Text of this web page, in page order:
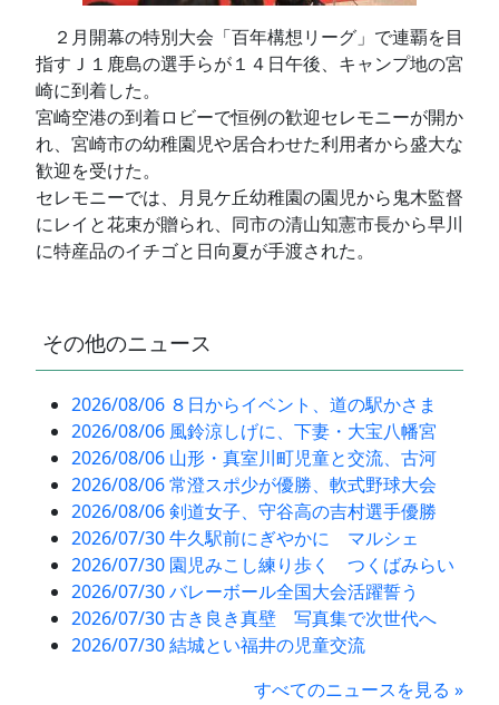
２月開幕の特別大会「百年構想リーグ」で連覇を目
指すＪ１鹿島の選手らが１４日午後、キャンプ地の宮
崎に到着した。
宮崎空港の到着ロビーで恒例の歓迎セレモニーが開か
れ、宮崎市の幼稚園児や居合わせた利用者から盛大な
歓迎を受けた。
セレモニーでは、月見ケ丘幼稚園の園児から鬼木監督
にレイと花束が贈られ、同市の清山知憲市長から早川
に特産品のイチゴと日向夏が手渡された。
その他のニュース
2026/08/06 ８日からイベント、道の駅かさま
2026/08/06 風鈴涼しげに、下妻・大宝八幡宮
2026/08/06 山形・真室川町児童と交流、古河
2026/08/06 常澄スポ少が優勝、軟式野球大会
2026/08/06 剣道女子、守谷高の吉村選手優勝
2026/07/30 牛久駅前にぎやかに マルシェ
2026/07/30 園児みこし練り歩く つくばみらい
2026/07/30 バレーボール全国大会活躍誓う
2026/07/30 古き良き真壁 写真集で次世代へ
2026/07/30 結城とい福井の児童交流
すべてのニュースを見る »